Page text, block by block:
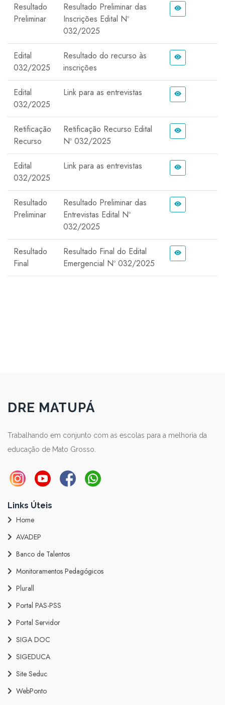
Resultado
Preliminar
Resultado Preliminar das
Inscrições Edital Nº
032/2025
Edital
032/2025
Resultado do recurso às
inscrições
Edital
032/2025
Link para as entrevistas
Retificação
Recurso
Retificação Recurso Edital
Nº 032/2025
Edital
032/2025
Link para as entrevistas
Resultado
Preliminar
Resultado Preliminar das
Entrevistas Edital Nº
032/2025
Resultado
Final
Resultado Final do Edital
Emergencial Nº 032/2025
DRE MATUPÁ
Trabalhando em conjunto com as escolas para a melhoria da
educação de Mato Grosso.
Links Úteis
Home
AVADEP
Banco de Talentos
Monitoramentos Pedagógicos
Plurall
Portal PAS-PSS
Portal Servidor
SIGA DOC
SIGEDUCA
Site Seduc
WebPonto